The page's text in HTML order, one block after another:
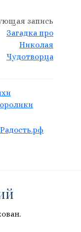
запись
Загадка про
Николая
Чудотворца